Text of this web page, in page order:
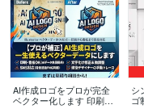
AI作成ロゴをプロが完全
ベクター化します 印刷・
シ
ゴ